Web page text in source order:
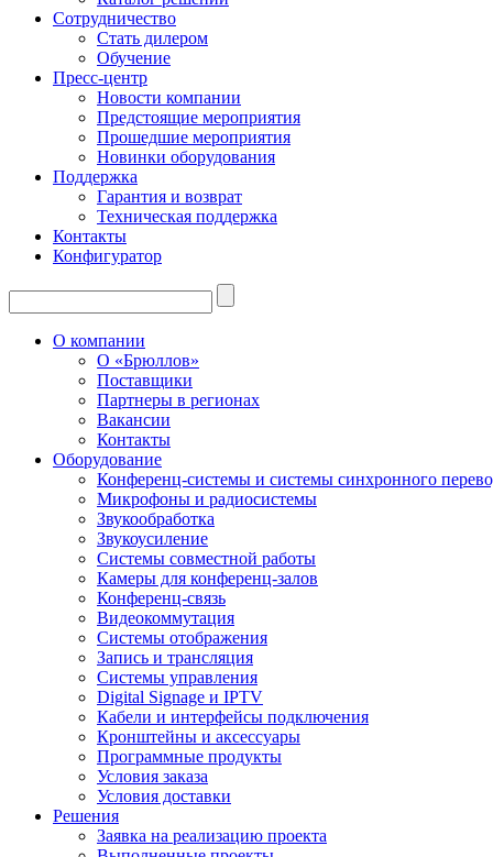
Сотрудничество
Стать дилером
Обучение
Пресс-центр
Новости компании
Предстоящие мероприятия
Прошедшие мероприятия
Новинки оборудования
Поддержка
Гарантия и возврат
Техническая поддержка
Контакты
Конфигуратор
О компании
О «Брюллов»
Поставщики
Партнеры в регионах
Вакансии
Контакты
Оборудование
Конференц-системы и системы синхронного
Микрофоны и радиосистемы
Звукообработка
Звукоусиление
Системы совместной работы
Камеры для конференц-залов
Конференц-связь
Видеокоммутация
Системы отображения
Запись и трансляция
Системы управления
Digital Signage и IPTV
Кабели и интерфейсы подключения
Кронштейны и аксессуары
Программные продукты
Условия заказа
Условия доставки
Решения
Заявка на реализацию проекта